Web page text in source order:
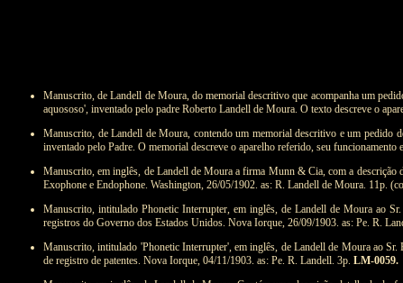
Manuscrito, de Landell de Moura, do memorial descritivo que acompanha um
aquososo', inventado pelo padre Roberto Landell de Moura. O texto descreve o
Manuscrito, de Landell de Moura, contendo um memorial descritivo e um pedido
inventado pelo Padre. O memorial descreve o aparelho referido, seu
Manuscrito, em inglês, de Landell de Moura a firma Munn & Cia, com a descrição
Exophone e Endophone. Washington, 26/05/1902. as: R. Landell de Moura. 11p.
Manuscrito, intitulado Phonetic Interrupter, em inglês, de Landell de Moura ao
registros do Governo dos Estados Unidos. Nova Iorque, 26/09/1903. as: Pe. R.
Manuscrito, intitulado 'Phonetic Interrupter', em inglês, de Landell de Moura ao Sr.
de registro de patentes. Nova Iorque, 04/11/1903. as: Pe. R. Landell. 3p. LM-0059.